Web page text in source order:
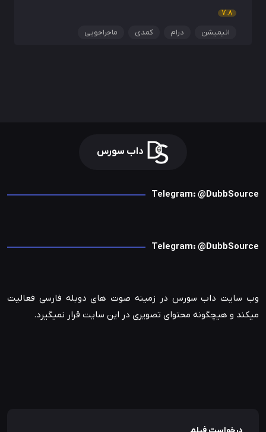
7.8
انیمیشن
درام کمدی ماجراجویی
داب سورس
Telegram: @DubbSource
Telegram: @DubbSource
وب سایت داب سورس در زمینه صوت های دوبله فارسی فعالیت
میکند و هیچگونه محتوای تصویری در این سایت قرار نمیگیرد.